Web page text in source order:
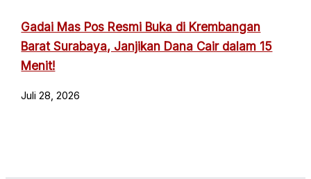
Gadai Mas Pos Resmi Buka di Krembangan
Barat Surabaya, Janjikan Dana Cair dalam 15
Menit!
Juli 28, 2026